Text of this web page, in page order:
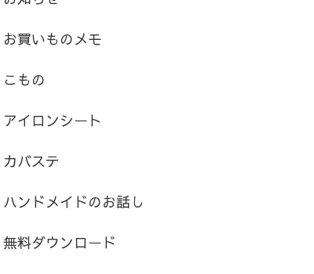
お買いものメモ
こもの
アイロンシート
カバステ
ハンドメイドのお話し
無料ダウンロード